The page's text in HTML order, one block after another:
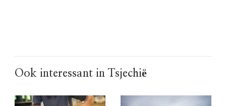
Ook interessant in Tsjechië